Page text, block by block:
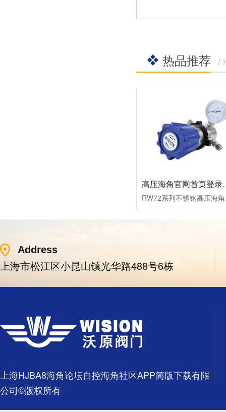
热品推荐 /
高压海
RW72系列不
Address
上海市松江区小昆山镇光华路488号6栋
上海HJBA8海角论坛自控海角社区APP简版下载有限
公司©版权所有